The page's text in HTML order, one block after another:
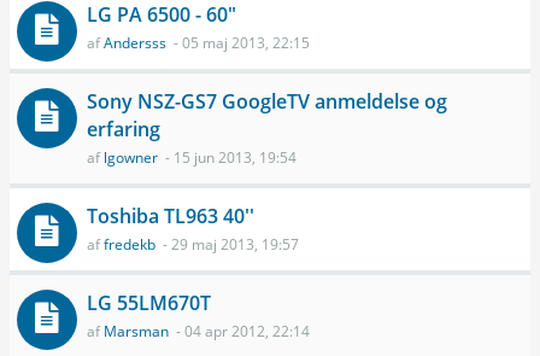
LG PA 6500 - 60"
afAndersss - 05 maj 2013, 22:15
Sony NSZ-GS7 GoogleTV anmeldelse og
erfaring
aflgowner - 15 jun 2013, 19:54
Toshiba TL963 40''
affredekb - 29 maj 2013, 19:57
LG 55LM670T
afMarsman - 04 apr 2012, 22:14